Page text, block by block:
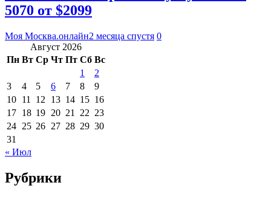
5070 от $2099
Моя Москва.онлайн2 месяца спустя 0
Август 2026
Пн Вт Ср Чт Пт Сб Вс
1
2
3
4 5 6 7 8
9
10 11 12 13 14 15 16
17 18 19 20 21 22 23
24 25 26 27 28 29 30
31
« Июл
Рубрики